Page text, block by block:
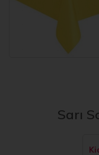
Sarı